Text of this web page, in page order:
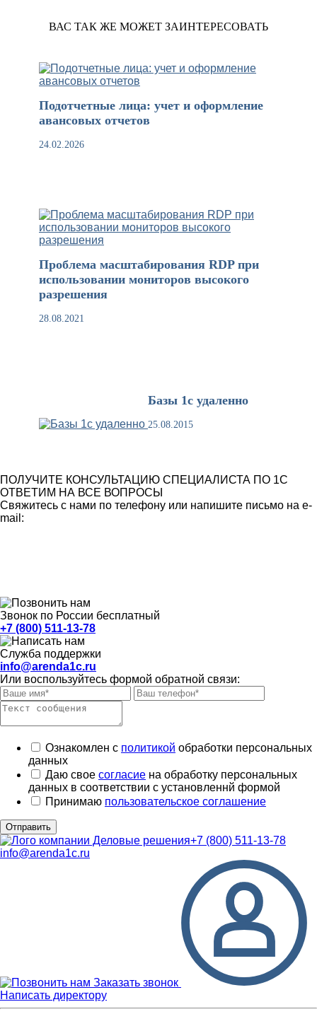
ВАС ТАК ЖЕ МОЖЕТ ЗАИНТЕРЕСОВАТЬ
Подотчетные лица: учет и оформление
авансовых отчетов
24.02.2026
Проблема масштабирования RDP при
использовании мониторов высокого
разрешения
28.08.2021
Базы 1с удаленно
25.08.2015
ПОЛУЧИТЕ КОНСУЛЬТАЦИЮ СПЕЦИАЛИСТА ПО 1С
ОТВЕТИМ НА ВСЕ ВОПРОСЫ
Свяжитесь с нами по телефону или напишите письмо на e-
mail:
Звонок по России бесплатный
+7 (800) 511-13-78
Служба поддержки
info@arenda1c.ru
Или воспользуйтесь формой обратной связи:
Ознакомлен с политикой обработки персональных
данных
Даю свое согласие на обработку персональных
данных в соответствии с установленнй формой
Принимаю пользовательское соглашение
Отправить
+7 (800) 511-13-78
info@arenda1c.ru
Заказать звонок
Написать директору